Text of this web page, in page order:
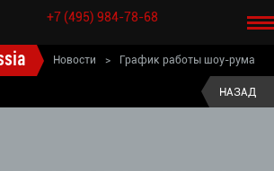
+7 (495) 984-78-68
Новости > График работы шоу-рума
НАЗАД